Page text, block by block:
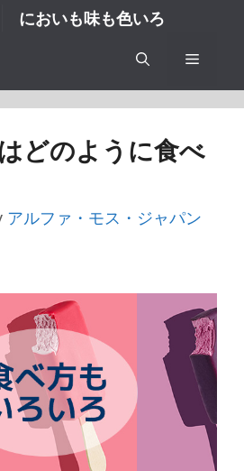
においも味も色いろ
メ
ニ
ー
どのように食べ
アルファ・モス・ジャパン